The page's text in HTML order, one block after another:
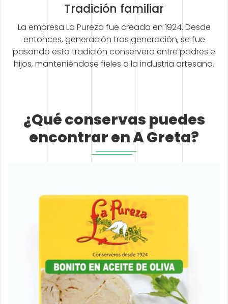
Tradición familiar
La empresa La Pureza fue creada en 1924. Desde
entonces, generación tras generación, se fue
pasando esta tradición conservera entre padres e
hijos, manteniéndose fieles a la industria artesana.
¿Qué conservas puedes
encontrar en A Greta?